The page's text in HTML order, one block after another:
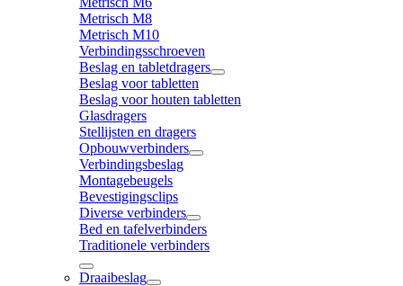
Metrisch M8
Metrisch M10
Verbindingsschroeven
Beslag en tabletdragers
Beslag voor tabletten
Beslag voor houten tabletten
Glasdragers
Stellijsten en dragers
Opbouwverbinders
Verbindingsbeslag
Montagebeugels
Bevestigingsclips
Diverse verbinders
Bed en tafelverbinders
Traditionele verbinders
Draaibeslag